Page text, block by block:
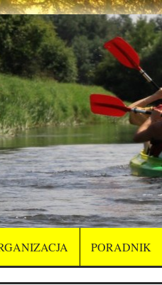
PORADNIK